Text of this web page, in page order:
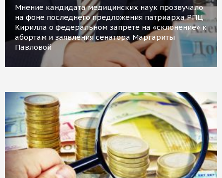
Мнение кандидата медицинских наук прозвучало
на фоне последнего предложения патриарха РПЦ
Кирилла о федеральном запрете на «склонение» к
абортам и заявления сенатора Маргариты
Павловой